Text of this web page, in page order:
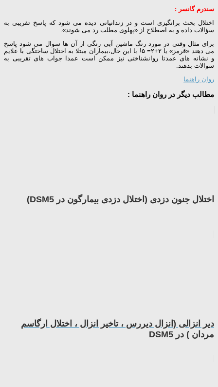
سندرم گانسر :
اختلال بحث برانگیزی است و در زندانیانی دیده می شود که پاسخ تقریبی به
سؤالات داده و به اصطلاح از «پهلوی مطلب رد می شوند».
برای مثال وقتی در مورد رنگ ماشین آبی رنگی از آن ها سوال می شود پاسخ
می دهند «قرمز» یا ۲+۲= ۵! با این حال،بیماران مبتلا به اختلال ساختگی با علایم
و نشانه های عمدتا روانشناختی نیز ممکن است عمدا جواب های تقریبی به
سوالات بدهند.
روان راهنما
مطالب دیگر در روان راهنما :
اختلال جنون دزدی (اختلال دزدی بیمارگون در DSM5)
دیر انزالی (انزال دیررس ، تاخیر انزال ، اختلال ارگاسم
مردان ) در DSM5